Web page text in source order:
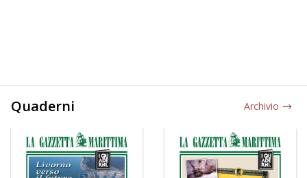
Quaderni Archivio